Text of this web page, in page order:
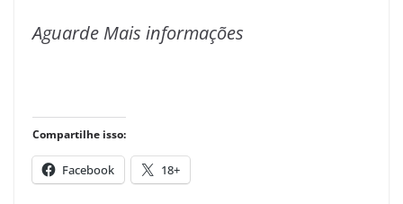
Aguarde Mais informações
Compartilhe isso:
Facebook 18+